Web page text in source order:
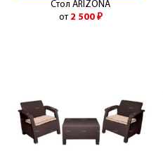
Стол ARIZONA
от 2 500 ₽